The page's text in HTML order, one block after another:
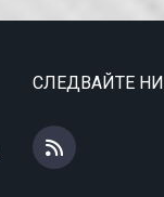
СЛЕДВАЙТЕ НИ